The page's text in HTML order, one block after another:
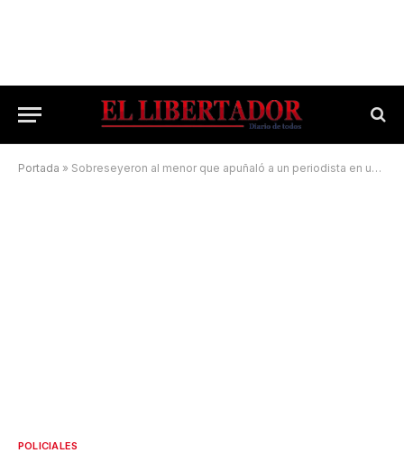
Portada » Sobreseyeron al menor que apuñaló a un periodista en un intento de robo
POLICIALES